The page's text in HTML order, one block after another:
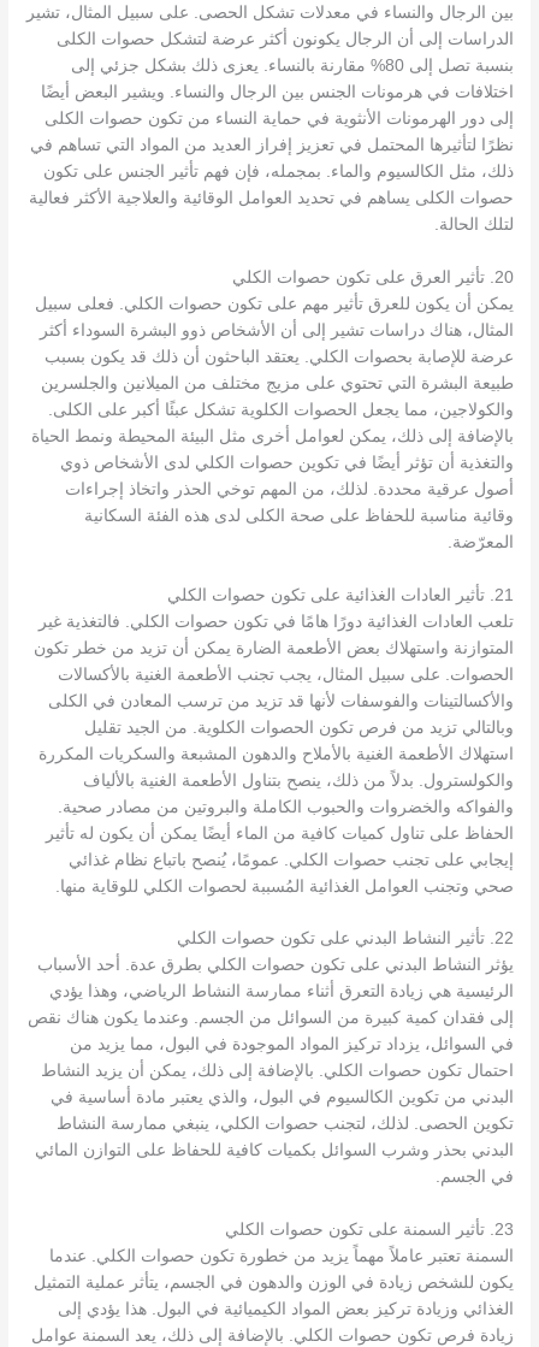
بين الرجال والنساء في معدلات تشكل الحصى. على سبيل المثال، تشير
الدراسات إلى أن الرجال يكونون أكثر عرضة لتشكل حصوات الكلى
بنسبة تصل إلى 80% مقارنة بالنساء. يعزى ذلك بشكل جزئي إلى
اختلافات في هرمونات الجنس بين الرجال والنساء. ويشير البعض أيضًا
إلى دور الهرمونات الأنثوية في حماية النساء من تكون حصوات الكلى
نظرًا لتأثيرها المحتمل في تعزيز إفراز العديد من المواد التي تساهم في
ذلك، مثل الكالسيوم والماء. بمجمله، فإن فهم تأثير الجنس على تكون
حصوات الكلى يساهم في تحديد العوامل الوقائية والعلاجية الأكثر فعالية
لتلك الحالة.
20. تأثير العرق على تكون حصوات الكلي
يمكن أن يكون للعرق تأثير مهم على تكون حصوات الكلي. فعلى سبيل
المثال، هناك دراسات تشير إلى أن الأشخاص ذوو البشرة السوداء أكثر
عرضة للإصابة بحصوات الكلي. يعتقد الباحثون أن ذلك قد يكون بسبب
طبيعة البشرة التي تحتوي على مزيج مختلف من الميلانين والجلسرين
والكولاجين، مما يجعل الحصوات الكلوية تشكل عبئًا أكبر على الكلى.
بالإضافة إلى ذلك، يمكن لعوامل أخرى مثل البيئة المحيطة ونمط الحياة
والتغذية أن تؤثر أيضًا في تكوين حصوات الكلي لدى الأشخاص ذوي
أصول عرقية محددة. لذلك، من المهم توخي الحذر واتخاذ إجراءات
وقائية مناسبة للحفاظ على صحة الكلى لدى هذه الفئة السكانية
المعرّضة.
21. تأثير العادات الغذائية على تكون حصوات الكلي
تلعب العادات الغذائية دورًا هامًا في تكون حصوات الكلي. فالتغذية غير
المتوازنة واستهلاك بعض الأطعمة الضارة يمكن أن تزيد من خطر تكون
الحصوات. على سبيل المثال، يجب تجنب الأطعمة الغنية بالأكسالات
والأكسالتينات والفوسفات لأنها قد تزيد من ترسب المعادن في الكلى
وبالتالي تزيد من فرص تكون الحصوات الكلوية. من الجيد تقليل
استهلاك الأطعمة الغنية بالأملاح والدهون المشبعة والسكريات المكررة
والكولسترول. بدلاً من ذلك، ينصح بتناول الأطعمة الغنية بالألياف
والفواكه والخضروات والحبوب الكاملة والبروتين من مصادر صحية.
الحفاظ على تناول كميات كافية من الماء أيضًا يمكن أن يكون له تأثير
إيجابي على تجنب حصوات الكلي. عمومًا، يُنصح باتباع نظام غذائي
صحي وتجنب العوامل الغذائية المُسببة لحصوات الكلي للوقاية منها.
22. تأثير النشاط البدني على تكون حصوات الكلي
يؤثر النشاط البدني على تكون حصوات الكلي بطرق عدة. أحد الأسباب
الرئيسية هي زيادة التعرق أثناء ممارسة النشاط الرياضي، وهذا يؤدي
إلى فقدان كمية كبيرة من السوائل من الجسم. وعندما يكون هناك نقص
في السوائل، يزداد تركيز المواد الموجودة في البول، مما يزيد من
احتمال تكون حصوات الكلي. بالإضافة إلى ذلك، يمكن أن يزيد النشاط
البدني من تكوين الكالسيوم في البول، والذي يعتبر مادة أساسية في
تكوين الحصى. لذلك، لتجنب حصوات الكلي، ينبغي ممارسة النشاط
البدني بحذر وشرب السوائل بكميات كافية للحفاظ على التوازن المائي
في الجسم.
23. تأثير السمنة على تكون حصوات الكلي
السمنة تعتبر عاملاً مهماً يزيد من خطورة تكون حصوات الكلي. عندما
يكون للشخص زيادة في الوزن والدهون في الجسم، يتأثر عملية التمثيل
الغذائي وزيادة تركيز بعض المواد الكيميائية في البول. هذا يؤدي إلى
زيادة فرص تكون حصوات الكلي. بالإضافة إلى ذلك، يعد السمنة عوامل